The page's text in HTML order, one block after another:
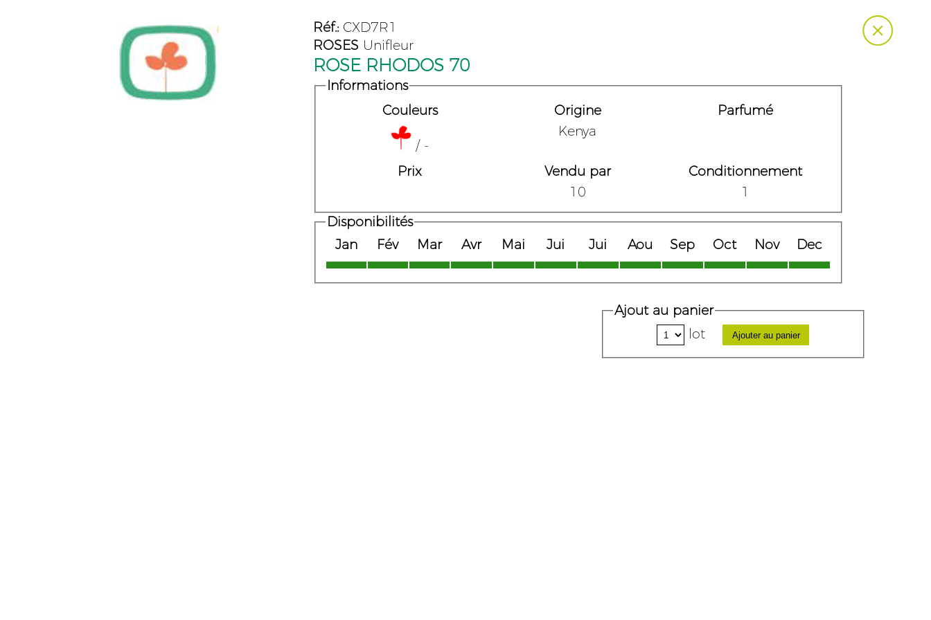
Réf.:CXD7R1
ROSES Unifleur
ROSE RHODOS 70
Informations
Couleurs
Origine
Parfumé
/ -
Kenya
Prix Vendu par
Conditionnement
10
1
Disponibilités
Jan
Fév Mar Avr Mai Jui Jui Aou Sep Oct Nov Dec
Ajout au panier
lot